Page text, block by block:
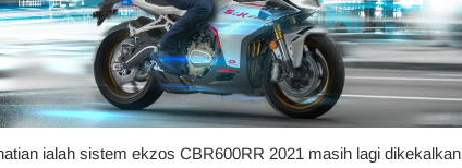
ialah sistem ekzos CBR600RR 2021 masih lagi dikekalkan